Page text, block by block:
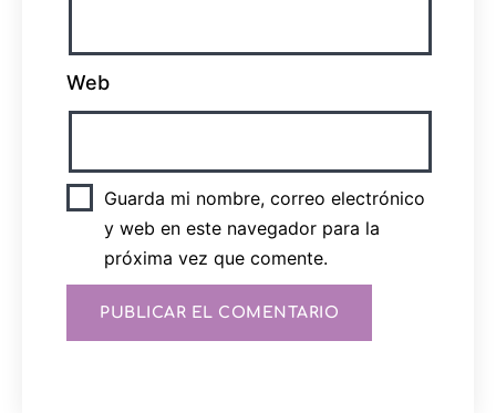
Web
Guarda mi nombre, correo electrónico
y web en este navegador para la
próxima vez que comente.